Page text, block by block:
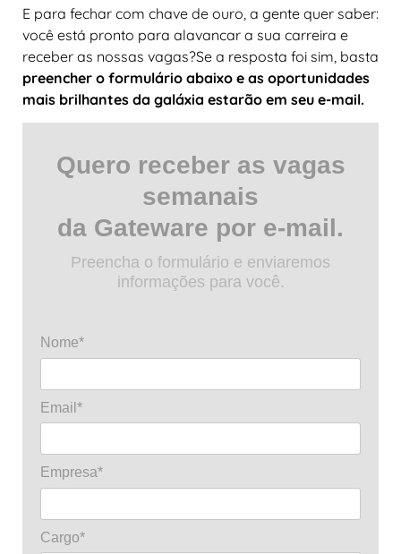
E para fechar com chave de ouro, a gente quer saber:
você está pronto para alavancar a sua carreira e
receber as nossas vagas?Se a resposta foi sim, basta
preencher o formulário abaixo e as oportunidades
mais brilhantes da galáxia estarão em seu e-mail.
Quero receber as vagas
semanais
da Gateware por e-mail.
Preencha o formulário e enviaremos
informações para você.
Nome*
Email*
Empresa*
Cargo*